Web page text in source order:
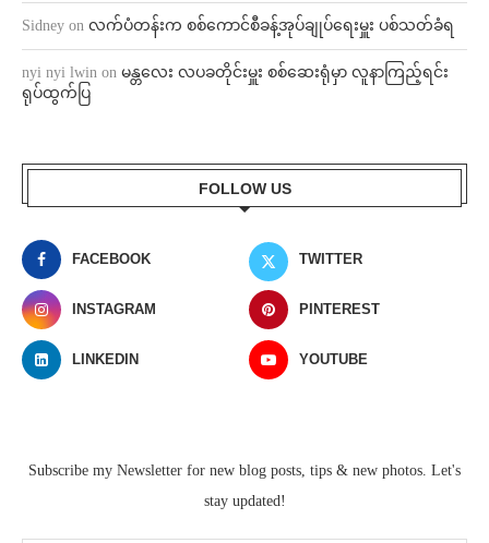
Sidney on လက်ပံတန်းက စစ်ကောင်စီခန့်အုပ်ချုပ်ရေးမှူး ပစ်သတ်ခံရ
nyi nyi lwin on မန္တလေး လပခတိုင်းမှူး စစ်ဆေးရုံမှာ လူနာကြည့်ရင်း
ရုပ်ထွက်ပြ
FOLLOW US
FACEBOOK TWITTER
INSTAGRAM PINTEREST
LINKEDIN YOUTUBE
Subscribe my Newsletter for new blog posts, tips & new photos. Let's
stay updated!